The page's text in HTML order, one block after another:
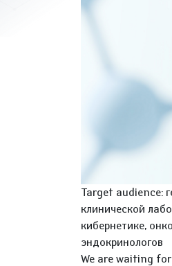
Target audience:
клинической
кибернетике,
эндокринологов
We are waiting